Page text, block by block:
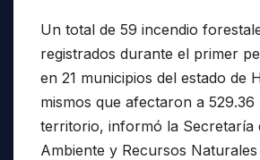
Un total de 59 incendio
registrados durante el primer
en 21 municipios del estado de
mismos que afectaron a 529.36
territorio, informó la Secretaría
Ambiente y Recursos Naturales